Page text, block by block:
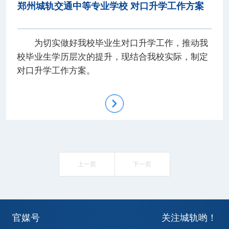
郑州城轨交通中等专业学校 对口升学工作方案
为切实做好我校毕业生对口升学工作，推动我
校毕业生学历层次的提升，现结合我校实际，制定
对口升学工作方案。
上一页 下一页
官媒号 关注城轨哟！